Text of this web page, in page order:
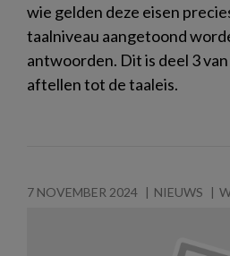
wie gelden deze eisen
taalniveau aangetoond
antwoorden. Dit is deel 3
aftellen tot de taaleis.
7 NOVEMBER 2024 NIEUWS